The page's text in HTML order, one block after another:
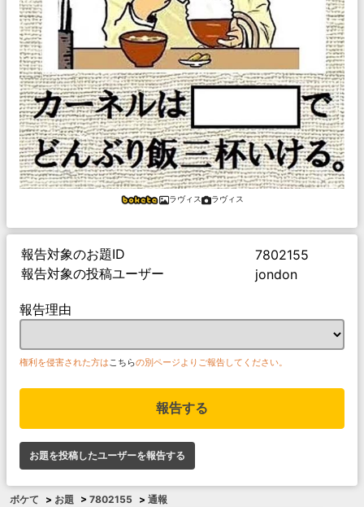
ラヴィス ラヴィス
報告対象のお題ID
7802155
報告対象の投稿ユーザー
jondon
報告理由
権利を侵害された方はこちらの別ページよりご報告してください。
報告する
お題を投稿したユーザーを報告する
ボケて > お題 > 7802155 > 通報